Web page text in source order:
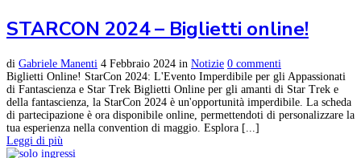
STARCON 2024 – Biglietti online!
di Gabriele Manenti 4 Febbraio 2024 in Notizie 0 commenti
Biglietti Online! StarCon 2024: L'Evento Imperdibile per gli Appassionati
di Fantascienza e Star Trek Biglietti Online per gli amanti di Star Trek e
della fantascienza, la StarCon 2024 è un'opportunità imperdibile. La scheda
di partecipazione è ora disponibile online, permettendoti di personalizzare la
tua esperienza nella convention di maggio. Esplora [...]
Leggi di più